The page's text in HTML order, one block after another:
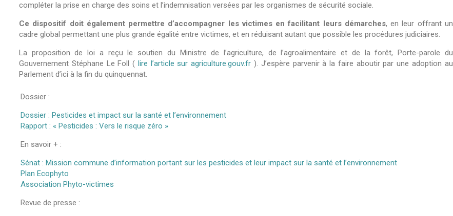
compléter la prise en charge des soins et l’indemnisation versées par les organismes de sécurité sociale.
Ce dispositif doit également permettre d’accompagner les victimes en facilitant leurs démarches, en leur offrant un
cadre global permettant une plus grande égalité entre victimes, et en réduisant autant que possible les procédures judiciaires.
La proposition de loi a reçu le soutien du Ministre de l’agriculture, de l’agroalimentaire et de la forêt, Porte-parole du
Gouvernement Stéphane Le Foll ( lire l’article sur agriculture.gouv.fr ). J’espère parvenir à la faire aboutir par une adoption au
Parlement d’ici à la fin du quinquennat.
Dossier :
Dossier : Pesticides et impact sur la santé et l’environnement
Rapport : « Pesticides : Vers le risque zéro »
En savoir + :
Sénat : Mission commune d’information portant sur les pesticides et leur impact sur la santé et l’environnement
Plan Ecophyto
Association Phyto-victimes
Revue de presse :